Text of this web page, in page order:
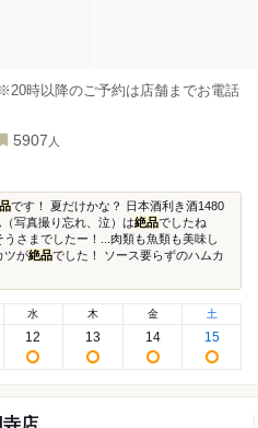
時以降のご予約は店舗までお電話
5907 人
です！ 夏だけかな？ 日本酒利き酒1480
写真撮り忘れ、泣）は絶品でしたね
さまでしたー！...肉類も魚類も美味し
ツが絶品でした！ ソース要らずのハムカ
水
12
木
13
金
14
土
15